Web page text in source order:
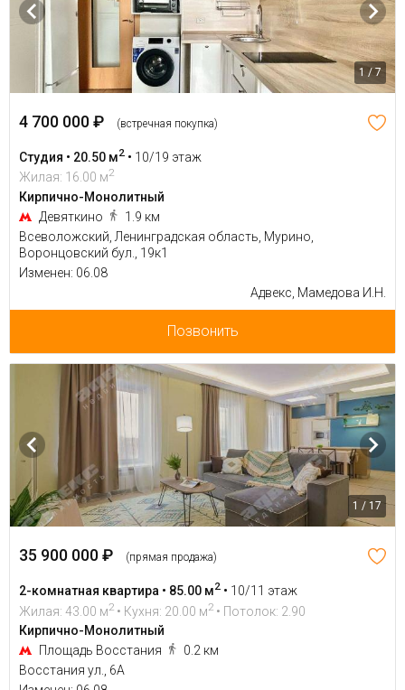
1 / 7
4 700 000 ₽ (встречная покупка)
Студия • 20.50 м2 • 10/19 этаж
Жилая: 16.00 м2
Кирпично-Монолитный
Девяткино
1.9 км
Всеволожский, Ленинградская область, Мурино,
Воронцовский бул., 19к1
Изменен: 06.08
Адвекс, Мамедова И.Н.
Позвонить
1 / 17
35 900 000 ₽ (прямая продажа)
2-комнатная квартира • 85.00 м2 • 10/11 этаж
Жилая: 43.00 м2 • Кухня: 20.00 м2 • Потолок: 2.90
Кирпично-Монолитный
Площадь Восстания
0.2 км
Восстания ул., 6А